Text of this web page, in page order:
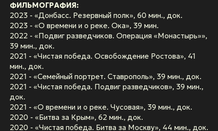
ФИЛЬМОГРАФИЯ:
2023 - «Донбасс. Резервный полк», 60 мин., док.
2023 - «О времени и о реке. Ока», 39 мин.
2022 - «Подвиг разведчиков. Операция «Монастырь»»,
39 мин., док.
2021 - «Чистая победа. Освобождение Ростова», 41
мин., док.
2021 - «Семейный портрет. Ставрополь», 39 мин., док.
2021 - «Чистая победа. Подвиг разведчиков», 39 мин.,
док.
2021 - «О времени и о реке. Чусовая», 39 мин., док.
2020 - «Битва за Крым», 62 мин., док.
2020 - «Чистая победа. Битва за Москву», 44 мин., док.